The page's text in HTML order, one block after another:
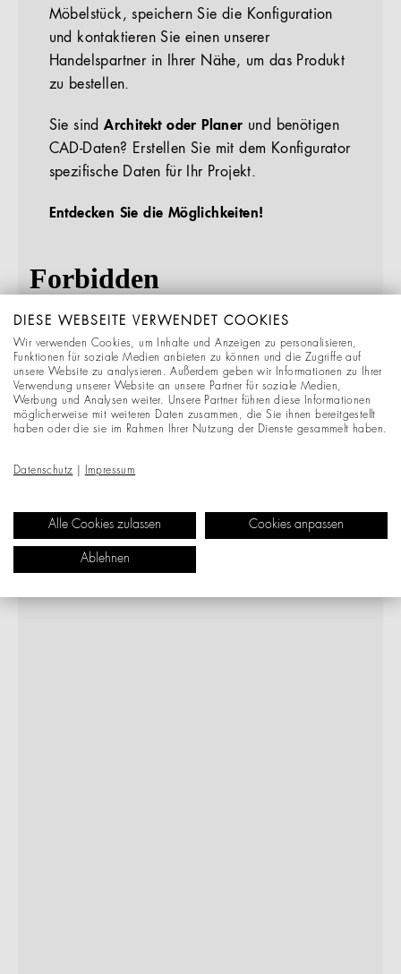
Möbelstück, speichern Sie die Konfiguration
und kontaktieren Sie einen unserer
Handelspartner in Ihrer Nähe, um das Produkt
zu bestellen.
Sie sindArchitekt oder Planer und benötigen
CAD-Daten? Erstellen Sie mit dem Konfigurator
spezifische Daten für Ihr Projekt.
Entdecken Sie die Möglichkeiten!
DIESE WEBSEITE VERWENDET COOKIES
Wir verwenden Cookies, um Inhalte und Anzeigen zu personalisieren,
Funktionen für soziale Medien anbieten zu können und die Zugriffe auf
unsere Website zu analysieren. Außerdem geben wir Informationen zu Ihrer
Verwendung unserer Website an unsere Partner für soziale Medien,
Werbung und Analysen weiter. Unsere Partner führen diese Informationen
möglicherweise mit weiteren Daten zusammen, die Sie ihnen bereitgestellt
haben oder die sie im Rahmen Ihrer Nutzung der Dienste gesammelt haben.
Datenschutz Impressum
Alle Cookies zulassen Cookies anpassen
Ablehnen